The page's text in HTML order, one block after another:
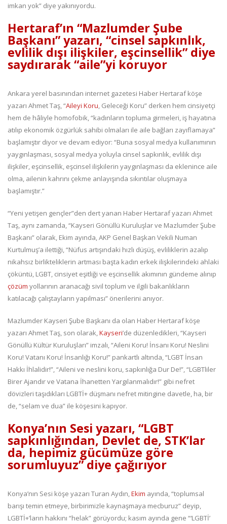
imkan yok” diye yakınıyordu.
Hertaraf’ın “Mazlumder Şube
Başkanı” yazarı, “cinsel sapkınlık,
evlilik dışı ilişkiler, eşcinsellik” diye
saydırarak “aile”yi koruyor
Ankara yerel basınından internet gazetesi Haber Hertaraf köşe
yazarı Ahmet Taş, “Aileyi Koru, Geleceği Koru” derken hem cinsiyetçi
hem de hâliyle homofobik, “kadınların topluma girmeleri, iş hayatına
atılıp ekonomik özgürlük sahibi olmaları ile aile bağları zayıflamaya”
başlamıştır diyor ve devam ediyor: “Buna sosyal medya kullanımının
yaygınlaşması, sosyal medya yoluyla cinsel sapkınlık, evlilik dışı
ilişkiler, eşcinsellik, eşcinsel ilişkilerin yaygınlaşması da eklenince aile
olma, ailenin kahrını çekme anlayışında sıkıntılar oluşmaya
başlamıştır.”
“Yeni yetişen gençler”den dert yanan Haber Hertaraf yazarı Ahmet
Taş, aynı zamanda, “Kayseri Gönüllü Kuruluşlar ve Mazlumder Şube
Başkanı” olarak, Ekim ayında, AKP Genel Başkan Vekili Numan
Kurtulmuş’a ilettiği, “Nüfus artışındaki hızlı düşüş, evliliklerin azalıp
nikahsız birlikteliklerin artması başta kadın erkek ilişkilerindeki ahlaki
çöküntü, LGBT, cinsiyet eşitliği ve eşcinsellik akımının gündeme alınıp
çözüm yollarının aranacağı sivil toplum ve ilgili bakanlıkların
katılacağı çalıştayların yapılması” önerilerini anıyor.
Mazlumder Kayseri Şube Başkanı da olan Haber Hertaraf köşe
yazarı Ahmet Taş, son olarak,Kayseri’de düzenledikleri, “Kayseri
Gönüllü Kültür Kuruluşları” imzalı, “Aileni Koru! İnsanı Koru! Neslini
Koru! Vatanı Koru! İnsanlığı Koru!” pankartlı altında, “LGBT İnsan
Hakkı İhlalidir!”, “Aileni ve neslini koru, sapkınlığa Dur De!”, “LGBTliler
Birer Ajandır ve Vatana İhanetten Yargılanmalıdır!” gibi nefret
dövizleri taşıdıkları LGBTİ+ düşmanı nefret mitingine davetle, ha, bir
de, “selam ve dua” ile köşesini kapıyor.
Konya’nın Sesi yazarı, “LGBT
sapkınlığından, Devlet de, STK’lar
da, hepimiz gücümüze göre
sorumluyuz” diye çağırıyor
Konya’nın Sesi köşe yazarı Turan Aydın,Ekim ayında, “toplumsal
barışı temin etmeye, birbirimizle kaynaşmaya mecburuz” deyip,
LGBTİ+’ların hakkını “helak” görüyordu; kasım ayında gene “‘LGBTİ’